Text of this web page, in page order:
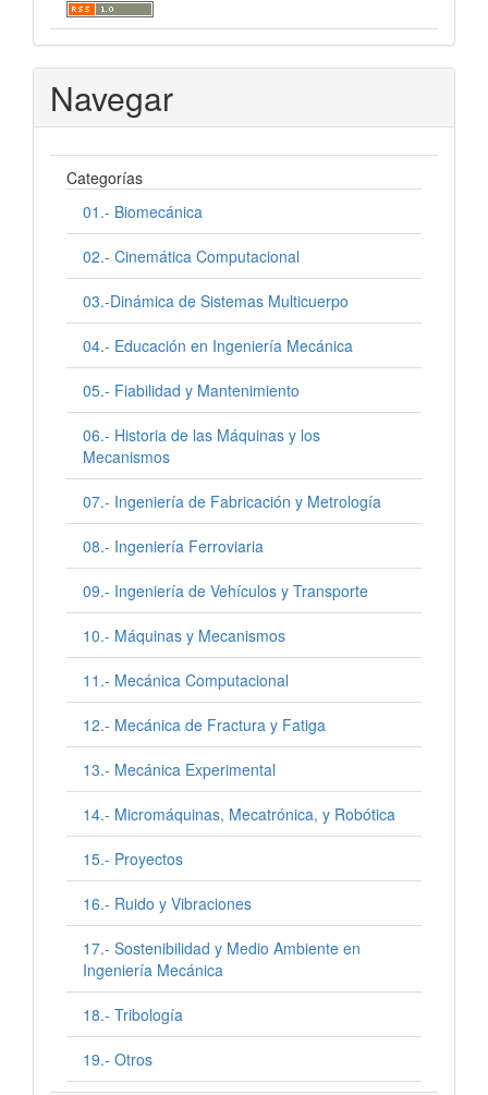
Navegar
Categorías
01.- Biomecánica
02.- Cinemática Computacional
03.-Dinámica de Sistemas Multicuerpo
04.- Educación en Ingeniería Mecánica
05.- Fiabilidad y Mantenimiento
06.- Historia de las Máquinas y los
Mecanismos
07.- Ingeniería de Fabricación y Metrología
08.- Ingeniería Ferroviaria
09.- Ingeniería de Vehículos y Transporte
10.- Máquinas y Mecanismos
11.- Mecánica Computacional
12.- Mecánica de Fractura y Fatiga
13.- Mecánica Experimental
14.- Micromáquinas, Mecatrónica, y Robótica
15.- Proyectos
16.- Ruido y Vibraciones
17.- Sostenibilidad y Medio Ambiente en
Ingeniería Mecánica
18.- Tribología
19.- Otros